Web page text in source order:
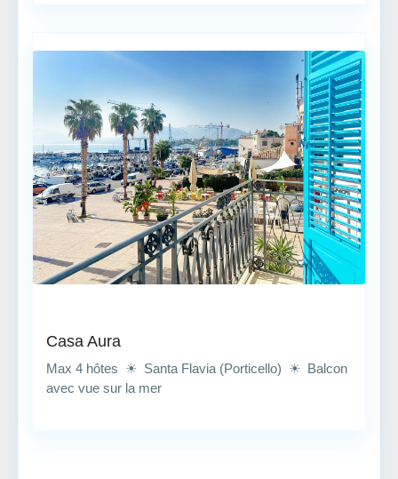
Casa Aura
Max 4 hôtes ☀ Santa Flavia (Porticello) ☀ Balcon
avec vue sur la mer